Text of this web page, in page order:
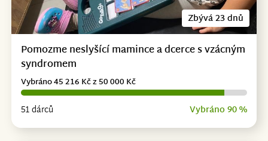
Zbývá 23 dnů
Pomozme neslyšící mamince a dcerce s vzácným
syndromem
51 dárců Vybráno 90 %
Vybráno 45 216 Kč z 50 000 Kč